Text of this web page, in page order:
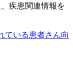
疾患関連情報を
ている患者さん向